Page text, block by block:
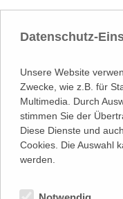
Österreichischer
Wirtschaftsverlag GmbH
Datenschutz-
Unsere Website
Zwecke, wie z.B. für
Multimedia. Durch
stimmen Sie der
Diese Dienste und
Cookies. Die Auswahl
werden.